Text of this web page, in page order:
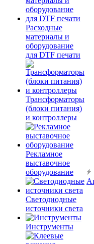
Расходные
материалы и
оборудование
для DTF печати
Трансформаторы
(блоки питания)
и контроллеры
Рекламное
выставочное
оборудование
Светодиодные
источники света
Инструменты